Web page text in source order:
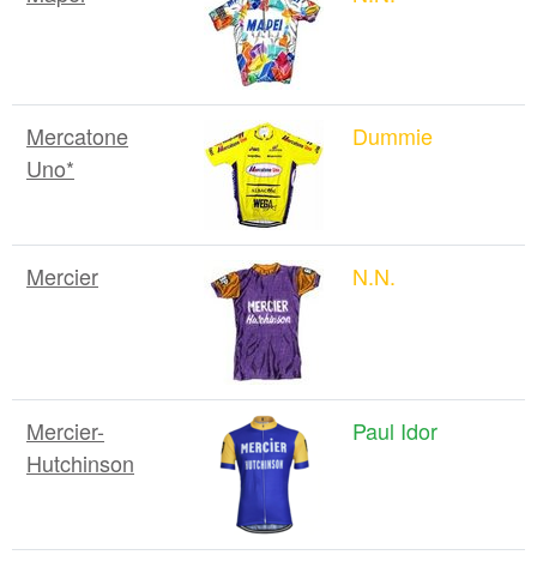
Mercatone
Uno*
Dummie
Mercier N.N.
Mercier-
Hutchinson
Paul Idor